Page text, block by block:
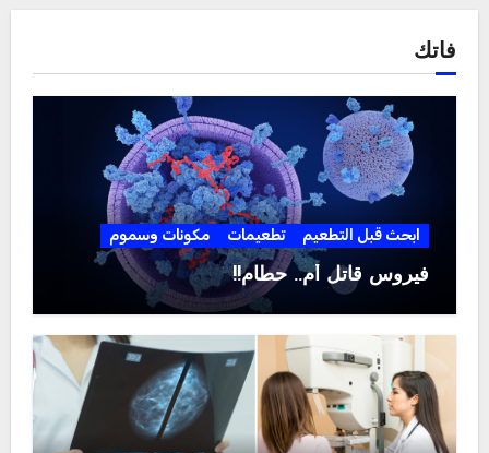
فاتك
ابحث قبل التطعيم تطعيمات مكونات وسموم
فيروس قاتل أم.. حطام!!